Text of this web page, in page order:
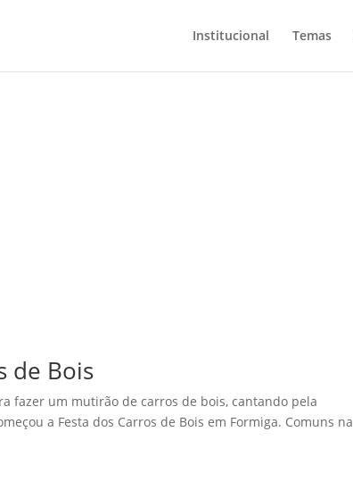
Institucional Temas
de Bois
fazer um mutirão de carros de bois, cantando pela
a Festa dos Carros de Bois em Formiga. Comuns na